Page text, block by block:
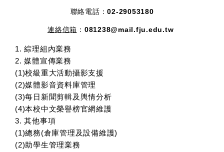
聯絡電話：02-29053180
連絡信箱 ：081238@mail.fju.edu.tw
1. 綜理組內業務
2. 媒體宣傳業務
(1)校級重大活動攝影支援
(2)媒體影音資料庫管理
(3)每日新聞剪輯及輿情分析
(4)本校中文榮譽榜官網維護
3. 其他事項
(1)總務(倉庫管理及設備維護)
(2)助學生管理業務